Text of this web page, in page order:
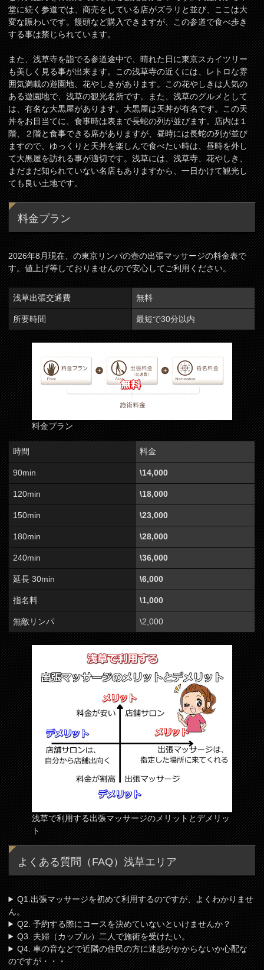
堂に続く参道では、商売をしている店がズラリと並び、ここは大
変な賑わいです。饅頭など購入できますが、この参道で食べ歩き
する事は禁じられています。
また、浅草寺を詣でる参道途中で、晴れた日に東京スカイツリー
も美しく見る事が出来ます。この浅草寺の近くには、レトロな雰
囲気満載の遊園地、花やしきがあります。この花やしきは人気の
ある遊園地で、浅草の観光名所です。また、浅草のグルメとして
は、有名な大黒屋があります。大黒屋は天丼が有名です。この天
丼をお目当てに、食事時は表まで長蛇の列が並びます。店内は１
階、２階と食事できる席がありますが、昼時には長蛇の列が並び
ますので、ゆっくりと天丼を楽しんで食べたい時は、昼時を外し
て大黒屋を訪れる事が適切です。浅草には、浅草寺、花やしき、
まだまだ知られていない名店もありますから、一日かけて観光し
ても良い土地です。
料金プラン
2026年8月現在、の東京リンパの壺の出張マッサージの料金表で
す。値上げ等しておりませんので安心してご利用ください。
浅草出張交通費 無料
所要時間 最短で30分以内
料金プラン
時間 料金
90min \14,000
120min \18,000
150min \23,000
180min \28,000
240min \36,000
延長 30min \6,000
指名料 \1,000
無敵リンパ \2,000
浅草で利用する出張マッサージのメリットとデメリッ
ト
よくある質問（FAQ）浅草エリア
Q1.出張マッサージを初めて利用するのですが、よくわかりませ
ん。
Q2. 予約する際にコースを決めていないといけませんか？
Q3. 夫婦（カップル）二人で施術を受けたい。
Q4. 車の音などで近隣の住民の方に迷惑がかからないか心配な
のですが・・・